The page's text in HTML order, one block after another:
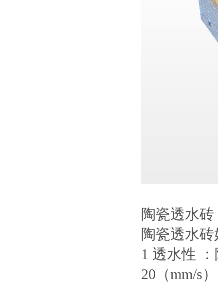
陶瓷透水砖
陶瓷透水
1 透水性
20（mm/s